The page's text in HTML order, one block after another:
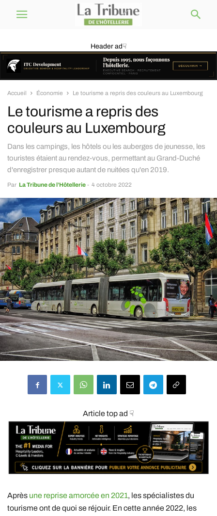
Header ad☟
Accueil Économie Le tourisme a repris des couleurs au Luxembourg
Le tourisme a repris des
couleurs au Luxembourg
Dans les campings, les hôtels ou les auberges de jeunesse, les
touristes étaient au rendez-vous, permettant au Grand-Duché
d'enregistrer presque autant de nuitées qu'en 2019.
Par La Tribune de l’Hôtellerie - 4 octobre 2022
Article top ad ☟
Après une reprise amorcée en 2021, les spécialistes du
tourisme ont de quoi se réjouir. En cette année 2022, les